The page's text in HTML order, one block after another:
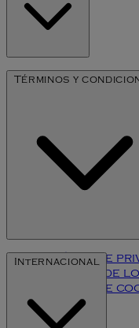
Nuestra
Términos y
Política de
Términos de
Política de
Klarna
Internacional